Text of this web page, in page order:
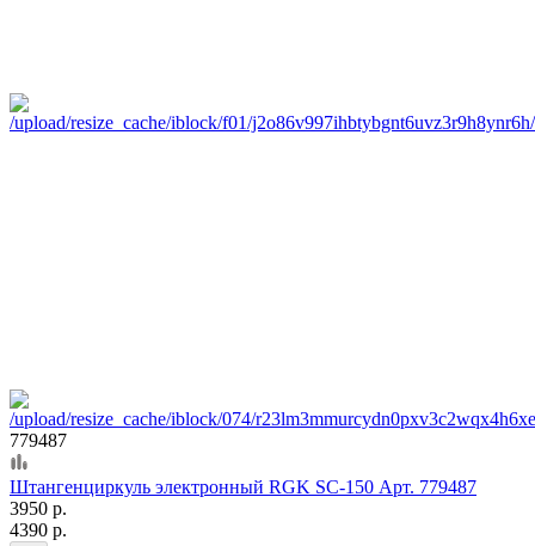
779487
Штангенциркуль электронный RGK SC-150 Арт. 779487
3950 р.
4390 р.